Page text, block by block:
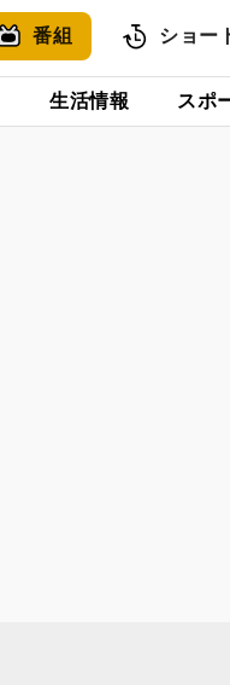
番組 ショー
生活情報 スポ